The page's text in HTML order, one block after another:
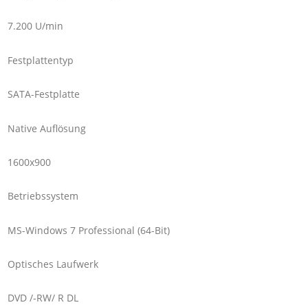
7.200 U/min
Festplattentyp
SATA-Festplatte
Native Auflösung
1600x900
Betriebssystem
MS-Windows 7 Professional (64-Bit)
Optisches Laufwerk
DVD /-RW/ R DL